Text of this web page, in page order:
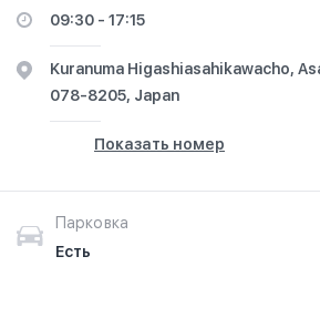
09:30 - 17:15
Kuranuma Higashiasahikawacho,
078-8205, Japan
Показать номер
Парковка
Есть